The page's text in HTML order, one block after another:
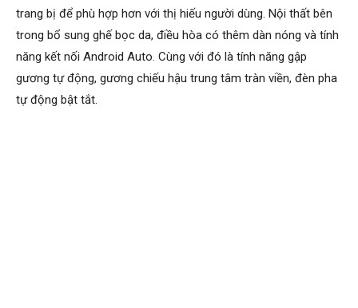
trang bị để phù hợp hơn với thị hiếu người dùng. Nội thất bên
trong bổ sung ghế bọc da, điều hòa có thêm dàn nóng và tính
năng kết nối Android Auto. Cùng với đó là tính năng gập
gương tự động, gương chiếu hậu trung tâm tràn viền, đèn pha
tự động bật tắt.